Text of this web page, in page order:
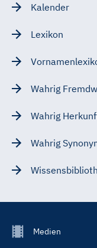
Kalender
Lexikon
Wahrig
Wahrig
Wahrig
FooterMedien